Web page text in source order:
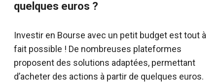
quelques euros ?
Investir en Bourse avec un petit budget est tout à
fait possible ! De nombreuses plateformes
proposent des solutions adaptées, permettant
d’acheter des actions à partir de quelques euros.